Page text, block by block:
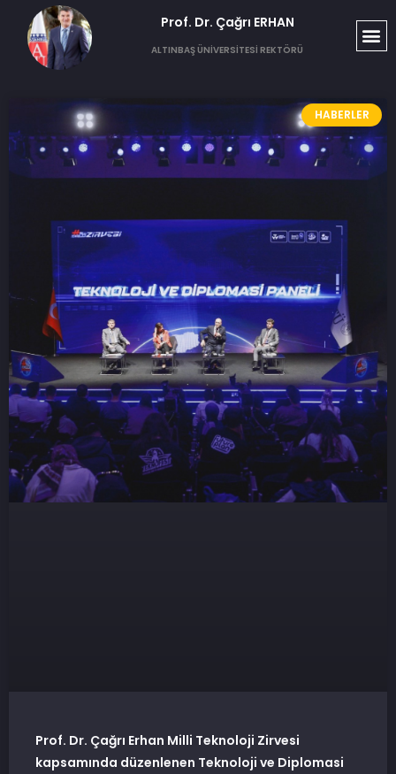
Prof. Dr. Çağrı ERHAN​
ALTINBAŞ ÜNİVERSİTESİ REKTÖRÜ
HABERLER
Prof. Dr. Çağrı Erhan Milli Teknoloji Zirvesi
kapsamında düzenlenen Teknoloji ve Diplomasi